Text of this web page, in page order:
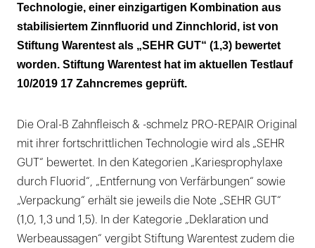
Innovative Produkte für eine individuelle
Zahnpflege
Technologie, einer einzigartigen Kombination aus
stabilisiertem Zinnfluorid und Zinnchlorid, ist von
Stiftung Warentest als „SEHR GUT“ (1,3) bewertet
worden. Stiftung Warentest hat im aktuellen Testlauf
10/2019 17 Zahncremes geprüft.
Die Oral-B Zahnfleisch & -schmelz PRO-REPAIR Original
mit ihrer fortschrittlichen Technologie wird als „SEHR
GUT“ bewertet. In den Kategorien „Kariesprophylaxe
durch Fluorid“, „Entfernung von Verfärbungen“ sowie
„Verpackung“ erhält sie jeweils die Note „SEHR GUT“
(1,0, 1,3 und 1,5). In der Kategorie „Deklaration und
Werbeaussagen“ vergibt Stiftung Warentest zudem die